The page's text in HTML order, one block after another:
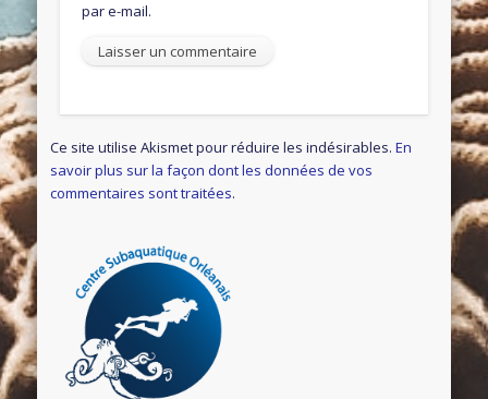
par e-mail.
Ce site utilise Akismet pour réduire les indésirables.En
savoir plus sur la façon dont les données de vos
commentaires sont traitées.